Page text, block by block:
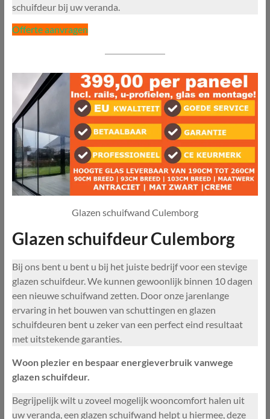
schuifdeur bij uw veranda.
Offerte aanvragen
Glazen schuifwand Culemborg
Glazen schuifdeur Culemborg
Bij ons bent u bent u bij het juiste bedrijf voor een stevige
glazen schuifdeur. We kunnen gewoonlijk binnen 10 dagen
een nieuwe schuifwand zetten. Door onze jarenlange
ervaring in het bouwen van schuttingen en glazen
schuifdeuren bent u zeker van een perfect eind resultaat
met uitstekende garanties.
Woon plezier en bespaar energieverbruik vanwege
glazen schuifdeur.
Begrijpelijk wilt u zoveel mogelijk wooncomfort halen uit
uw veranda, een glazen schuifwand helpt u hiermee, deze